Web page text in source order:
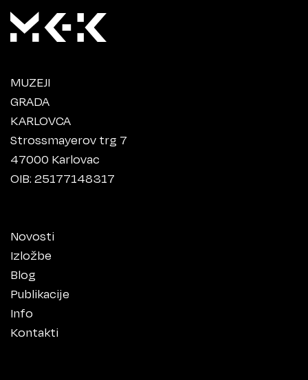
MUZEJI
GRADA
KARLOVCA
Strossmayerov trg 7
47000 Karlovac
OIB: 25177148317
Novosti
Izložbe
Blog
Publikacije
Info
Kontakti